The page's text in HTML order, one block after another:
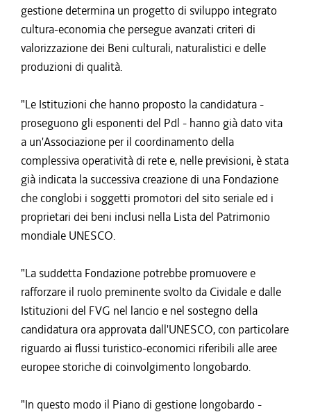
gestione determina un progetto di sviluppo integrato
cultura-economia che persegue avanzati criteri di
valorizzazione dei Beni culturali, naturalistici e delle
produzioni di qualità.
"Le Istituzioni che hanno proposto la candidatura -
proseguono gli esponenti del Pdl - hanno già dato vita
a un'Associazione per il coordinamento della
complessiva operatività di rete e, nelle previsioni, è stata
già indicata la successiva creazione di una Fondazione
che conglobi i soggetti promotori del sito seriale ed i
proprietari dei beni inclusi nella Lista del Patrimonio
mondiale UNESCO.
"La suddetta Fondazione potrebbe promuovere e
rafforzare il ruolo preminente svolto da Cividale e dalle
Istituzioni del FVG nel lancio e nel sostegno della
candidatura ora approvata dall'UNESCO, con particolare
riguardo ai flussi turistico-economici riferibili alle aree
europee storiche di coinvolgimento longobardo.
"In questo modo il Piano di gestione longobardo -